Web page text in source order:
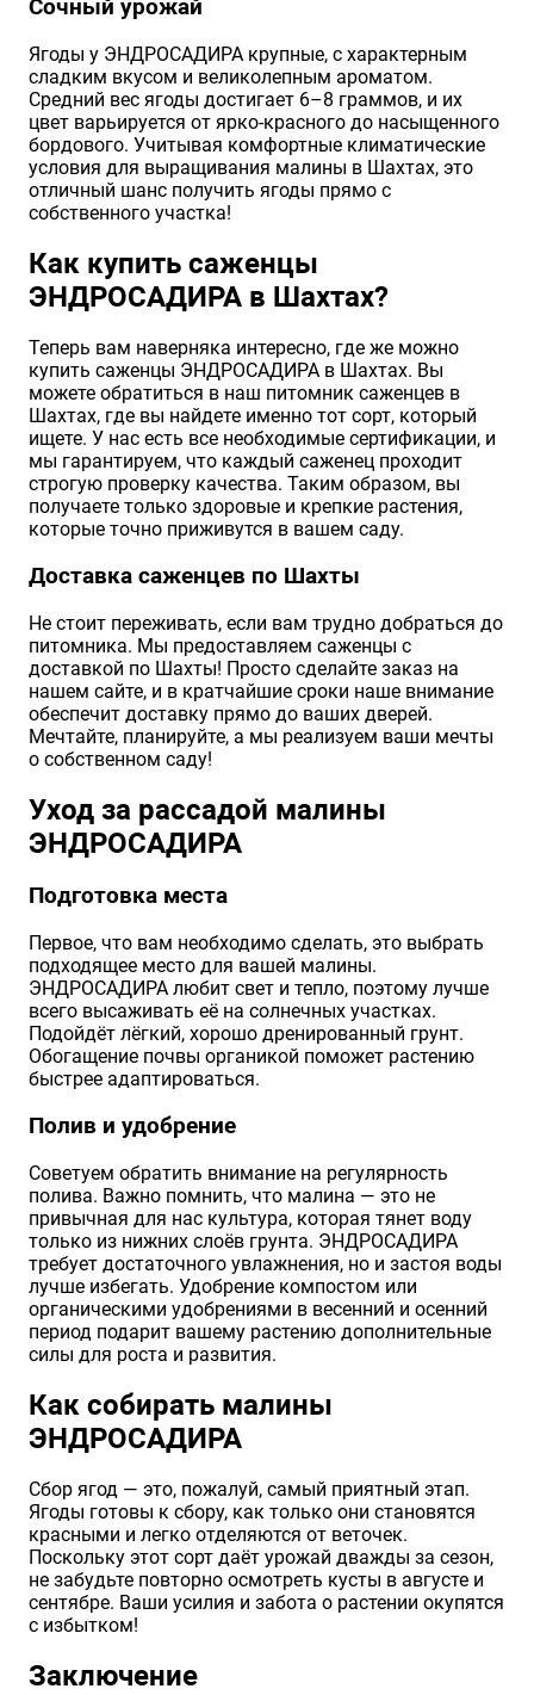
Сочный урожай
Ягоды у ЭНДРОСАДИРА крупные, с характерным
сладким вкусом и великолепным ароматом.
Средний вес ягоды достигает 6–8 граммов, и их
цвет варьируется от ярко-красного до насыщенного
бордового. Учитывая комфортные климатические
условия для выращивания малины в Шахтах, это
отличный шанс получить ягоды прямо с
собственного участка!
Как купить саженцы
ЭНДРОСАДИРА в Шахтах?
Теперь вам наверняка интересно, где же можно
купить саженцы ЭНДРОСАДИРА в Шахтах. Вы
можете обратиться в наш питомник саженцев в
Шахтах, где вы найдете именно тот сорт, который
ищете. У нас есть все необходимые сертификации, и
мы гарантируем, что каждый саженец проходит
строгую проверку качества. Таким образом, вы
получаете только здоровые и крепкие растения,
которые точно приживутся в вашем саду.
Доставка саженцев по Шахты
Не стоит переживать, если вам трудно добраться до
питомника. Мы предоставляем саженцы с
доставкой по Шахты! Просто сделайте заказ на
нашем сайте, и в кратчайшие сроки наше внимание
обеспечит доставку прямо до ваших дверей.
Мечтайте, планируйте, а мы реализуем ваши мечты
о собственном саду!
Уход за рассадой малины
ЭНДРОСАДИРА
Подготовка места
Первое, что вам необходимо сделать, это выбрать
подходящее место для вашей малины.
ЭНДРОСАДИРА любит свет и тепло, поэтому лучше
всего высаживать её на солнечных участках.
Подойдёт лёгкий, хорошо дренированный грунт.
Обогащение почвы органикой поможет растению
быстрее адаптироваться.
Полив и удобрение
Советуем обратить внимание на регулярность
полива. Важно помнить, что малина — это не
привычная для нас культура, которая тянет воду
только из нижних слоёв грунта. ЭНДРОСАДИРА
требует достаточного увлажнения, но и застоя воды
лучше избегать. Удобрение компостом или
органическими удобрениями в весенний и осенний
период подарит вашему растению дополнительные
силы для роста и развития.
Как собирать малины
ЭНДРОСАДИРА
Сбор ягод — это, пожалуй, самый приятный этап.
Ягоды готовы к сбору, как только они становятся
красными и легко отделяются от веточек.
Поскольку этот сорт даёт урожай дважды за сезон,
не забудьте повторно осмотреть кусты в августе и
сентябре. Ваши усилия и забота о растении окупятся
с избытком!
Заключение